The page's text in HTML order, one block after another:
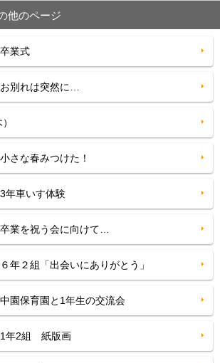
他のページ
業式
別れは突然に…
さな春みつけた！
年車いす体験
業を祝う会に向けて…
年２組「出会いにありがとう」
園保育園と1年生の交流会
1年2組 紙版画